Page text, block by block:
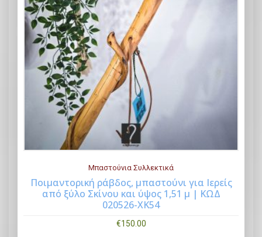
Buy Now
Μπαστούνια Συλλεκτικά
Ποιμαντορική ράβδος, μπαστούνι για Ιερείς
από ξύλο Σκίνου και ύψος 1,51 μ | ΚΩΔ
020526-ΧΚ54
€150.00